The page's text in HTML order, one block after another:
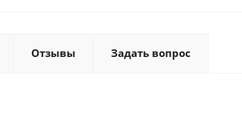
Отзывы Задать вопрос